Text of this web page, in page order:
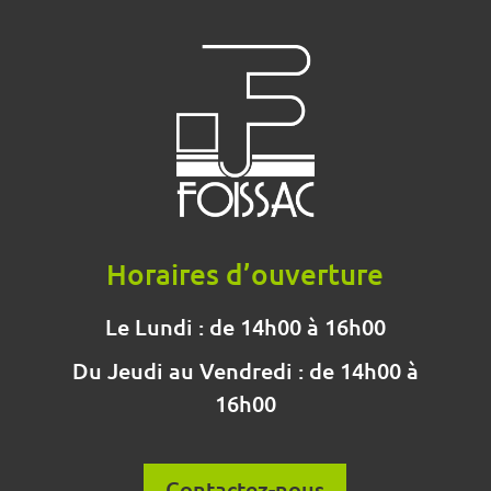
Horaires d’ouverture
Le Lundi : de 14h00 à 16h00
Du Jeudi au Vendredi : de 14h00 à
16h00